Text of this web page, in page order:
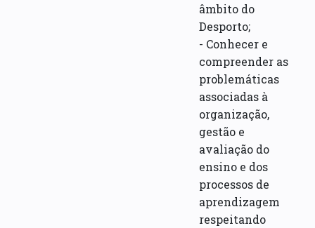
âmbito do
Desporto;
- Conhecer e
compreender as
problemáticas
associadas à
organização,
gestão e
avaliação do
ensino e dos
processos de
aprendizagem
respeitando